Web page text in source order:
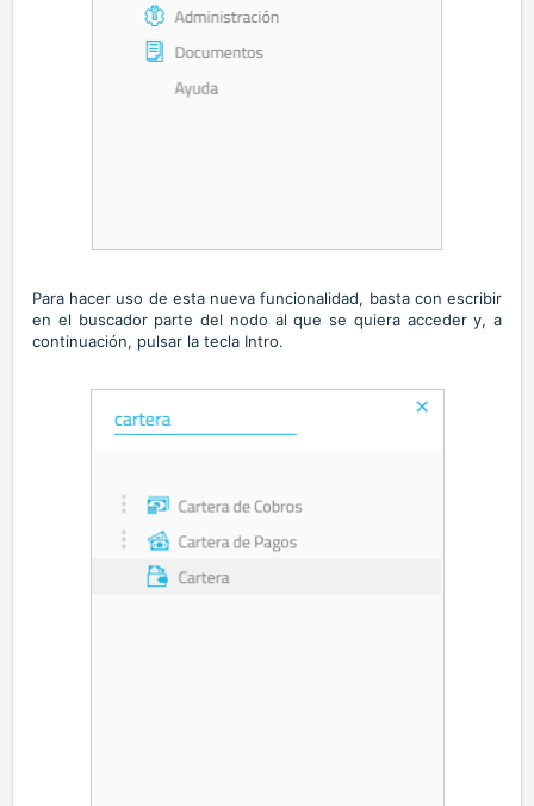
Para hacer uso de esta nueva funcionalidad, basta con escribir
en el buscador parte del nodo al que se quiera acceder y, a
continuación, pulsar la tecla Intro.